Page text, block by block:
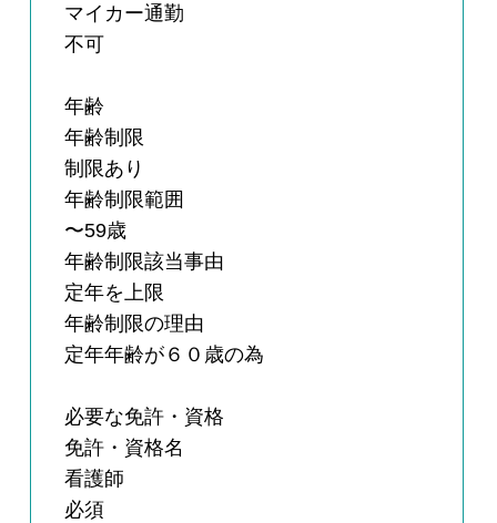
マイカー通勤
不可
年齢
年齢制限
制限あり
年齢制限範囲
〜59歳
年齢制限該当事由
定年を上限
年齢制限の理由
定年年齢が６０歳の為
必要な免許・資格
免許・資格名
看護師
必須